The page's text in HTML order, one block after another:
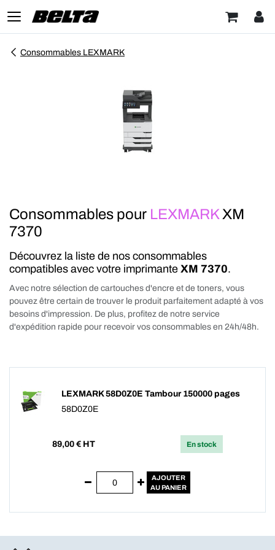
Consommables LEXMARK
Consommables pour LEXMARKXM
7370
Découvrez la liste de nos consommables
compatibles avec votre imprimante XM 7370.
Avec notre sélection de cartouches d'encre et de toners, vous
pouvez être certain de trouver le produit parfaitement adapté à vos
besoins d'impression. De plus, profitez de notre service
d'expédition rapide pour recevoir vos consommables en 24h/48h.
LEXMARK 58D0Z0E Tambour 150000 pages
58D0Z0E
89,00 € HT En stock
AJOUTER
AU PANIER